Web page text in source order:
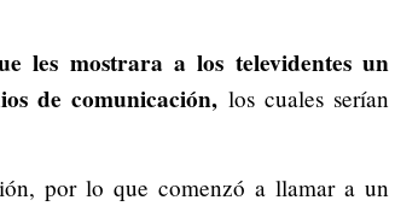
les mostrara a los televidentes un
de comunicación, los cuales serían
por lo que comenzó a llamar a un